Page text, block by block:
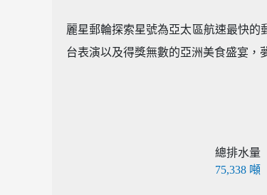
麗星郵輪探索星號為亞太區航速最快
台表演以及得獎無數的亞洲美食盛宴，
總排水量
75,338 噸